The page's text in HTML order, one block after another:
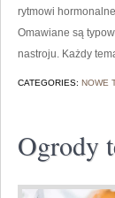
rytmowi
Omawiane są
nastroju. Każdy
CATEGORIES: NOWE
Ogrody